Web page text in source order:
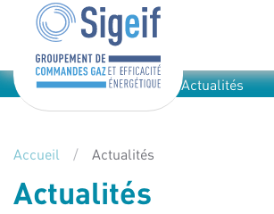
Skip to main content
Actualités
Accueil Actualités
Actualités